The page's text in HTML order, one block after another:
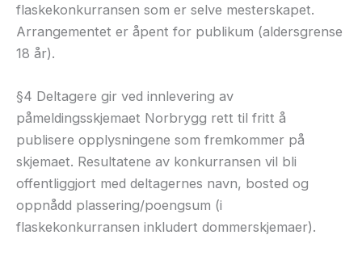
flaskekonkurransen som er selve mesterskapet.
Arrangementet er åpent for publikum (aldersgrense
18 år).
§4 Deltagere gir ved innlevering av
påmeldingsskjemaet Norbrygg rett til fritt å
publisere opplysningene som fremkommer på
skjemaet. Resultatene av konkurransen vil bli
offentliggjort med deltagernes navn, bosted og
oppnådd plassering/poengsum (i
flaskekonkurransen inkludert dommerskjemaer).